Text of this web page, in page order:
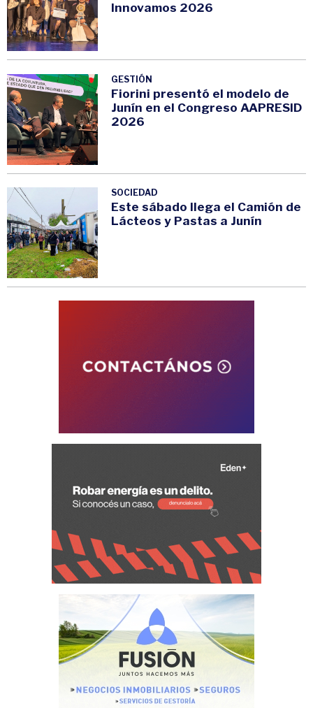
Innovamos 2026
GESTIÓN
Fiorini presentó el modelo de
Junín en el Congreso AAPRESID
2026
SOCIEDAD
Este sábado llega el Camión de
Lácteos y Pastas a Junín